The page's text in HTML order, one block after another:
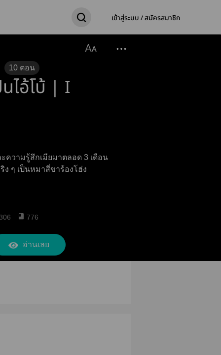
เข้าสู่ระบบ / สมัครสมาชิก
10 ตอน
ไอ้โบ้ | I
ความรู้สึกเมียมาตลอด 3 เดือน
ง ๆ เป็นหมาสี่ขาร้องโฮ่ง
306 776
อ่านเลย